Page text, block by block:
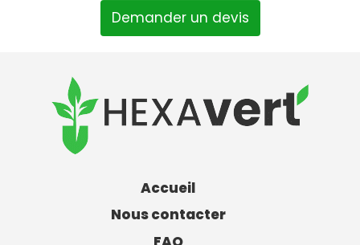
Demander un devis
Accueil
Nous contacter